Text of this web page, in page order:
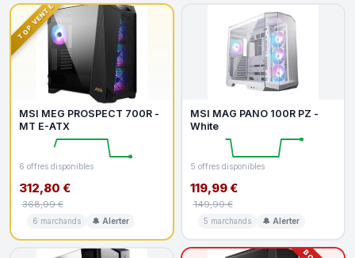
TOP VENTE
MSI MEG PROSPECT 700R -
MT E-ATX
6 offres disponibles
312,80 €
368,99 €
6 marchands 🔔 Alerter
MSI MAG PANO 100R PZ -
White
5 offres disponibles
119,99 €
149,99 €
5 marchands 🔔 Alerter